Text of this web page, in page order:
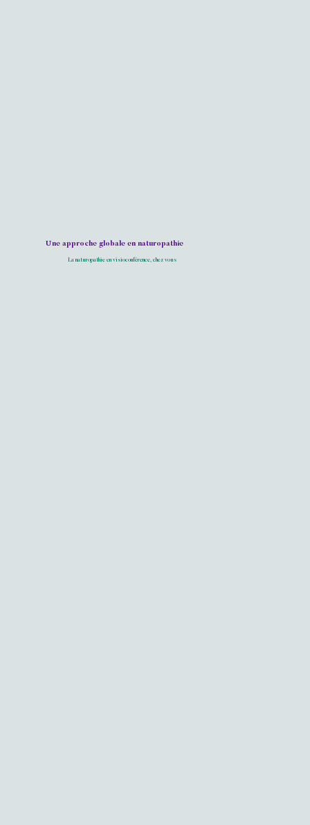
Une approche globale en naturopathie
La naturopathie en visioconférence, chez vous